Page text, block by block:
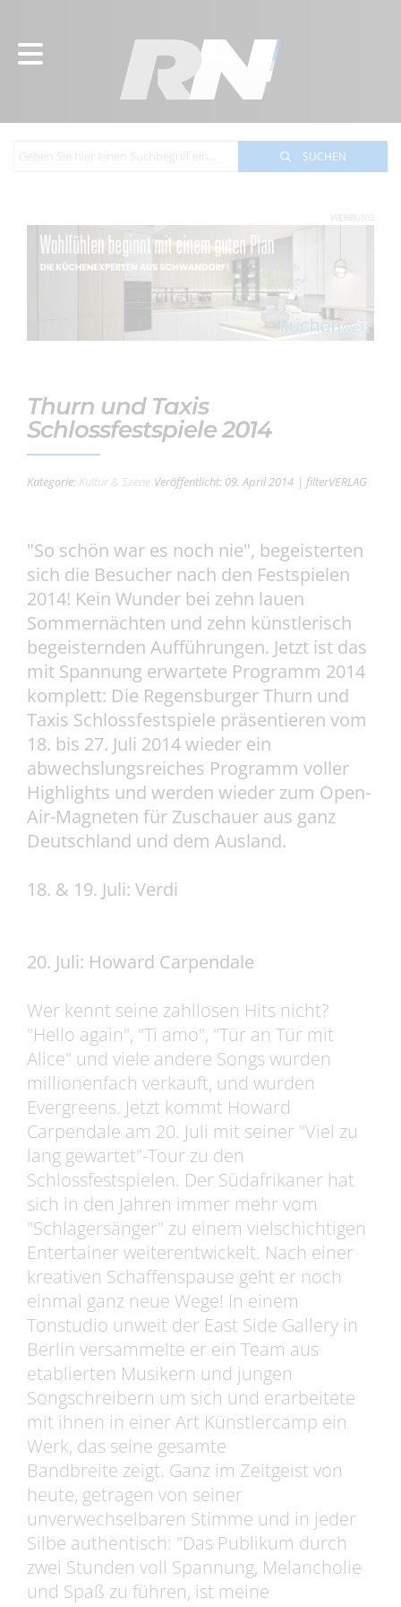
SUCHEN
WERBUNG
Thurn und Taxis
Schlossfestspiele 2014
Kategorie: Kultur & Szene Veröffentlicht: 09. April 2014 | filterVERLAG
"So schön war es noch nie", begeisterten
sich die Besucher nach den Festspielen
2014! Kein Wunder bei zehn lauen
Sommernächten und zehn künstlerisch
begeisternden Aufführungen. Jetzt ist das
mit Spannung erwartete Programm 2014
komplett: Die Regensburger Thurn und
Taxis Schlossfestspiele präsentieren vom
18. bis 27. Juli 2014 wieder ein
abwechslungsreiches Programm voller
Highlights und werden wieder zum Open-
Air-Magneten für Zuschauer aus ganz
Deutschland und dem Ausland.
18. & 19. Juli: Verdi
20. Juli: Howard Carpendale
Wer kennt seine zahllosen Hits nicht?
"Hello again", "Ti amo", "Tür an Tür mit
Alice" und viele andere Songs wurden
millionenfach verkauft, und wurden
Evergreens. Jetzt kommt Howard
Carpendale am 20. Juli mit seiner "Viel zu
lang gewartet"-Tour zu den
Schlossfestspielen. Der Südafrikaner hat
sich in den Jahren immer mehr vom
"Schlagersänger" zu einem vielschichtigen
Entertainer weiterentwickelt. Nach einer
kreativen Schaffenspause geht er noch
einmal ganz neue Wege! In einem
Tonstudio unweit der East Side Gallery in
Berlin versammelte er ein Team aus
etablierten Musikern und jungen
Songschreibern um sich und erarbeitete
mit ihnen in einer Art Künstlercamp ein
Werk, das seine gesamte
Bandbreite zeigt. Ganz im Zeitgeist von
heute, getragen von seiner
unverwechselbaren Stimme und in jeder
Silbe authentisch: "Das Publikum durch
zwei Stunden voll Spannung, Melancholie
und Spaß zu führen, ist meine